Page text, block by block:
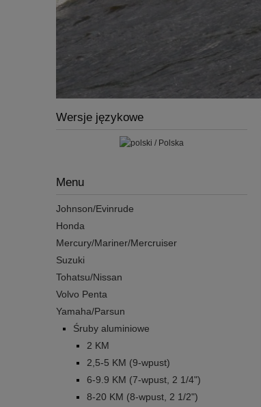
Wersje językowe
Menu
Johnson/Evinrude
Honda
Mercury/Mariner/Mercruiser
Suzuki
Tohatsu/Nissan
Volvo Penta
Yamaha/Parsun
Śruby aluminiowe
2 KM
2,5-5 KM (9-wpust)
6-9.9 KM (7-wpust, 2 1/4")
8-20 KM (8-wpust, 2 1/2")